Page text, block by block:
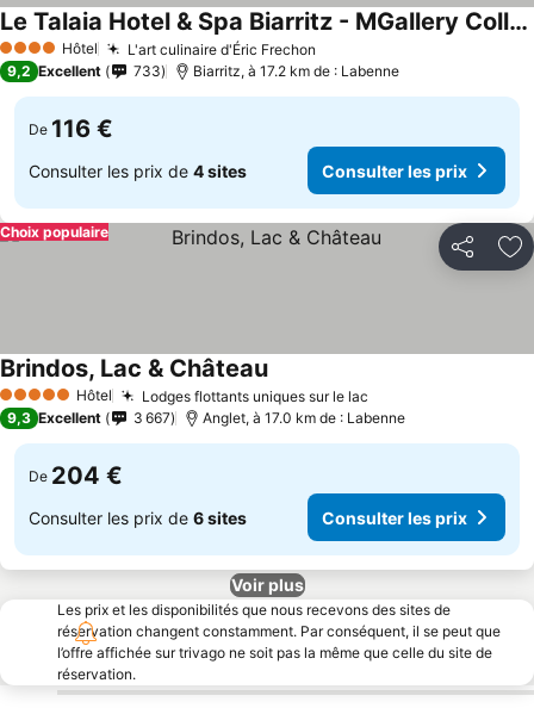
4 Étoiles Hôtel L'art culinaire d'Éric Frechon
Le Talaia Hotel & Spa Biarritz - MGallery Collection
9,2 Excellent 733 Biarritz, à 17.2 km de : Labenne
De 116 €
Consulter les prix de 4 sites Consulter les prix
Partager
Choix populaire
5 Étoiles Hôtel Lodges flottants uniques sur le lac
Brindos, Lac & Château
9,3 Excellent 3 667 Anglet, à 17.0 km de : Labenne
De 204 €
Consulter les prix de 6 sites Consulter les prix
Voir plus
Les prix et les disponibilités que nous recevons des sites de
réservation changent constamment. Par conséquent, il se peut que
l’offre affichée sur trivago ne soit pas la même que celle du site de
réservation.